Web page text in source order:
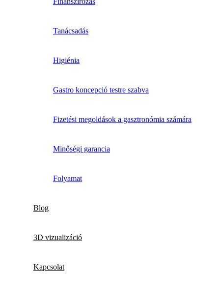
Tanácsadás
Higiénia
Gastro koncepció testre szabva
Fizetési megoldások a gasztronómia számára
Minőségi garancia
Folyamat
Blog
3D vizualizáció
Kapcsolat